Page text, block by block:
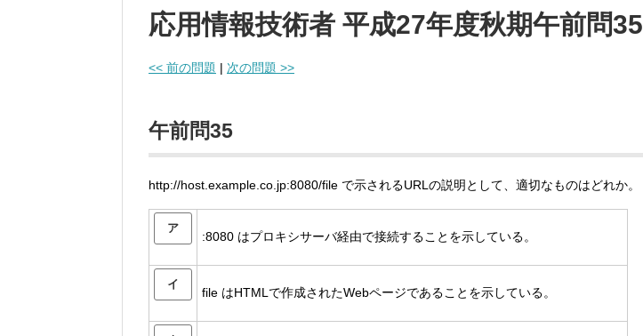
応用情報技術者 平成27年度秋期午前問35
<< 前の問題 | 次の問題 >>
午前問35
http://host.example.co.jp:8080/file で示されるURLの説明として、適切なものはどれか。
ア
:8080 はプロキシサーバ経由で接続することを示している。
イ
file はHTMLで作成されたWebページであることを示している。